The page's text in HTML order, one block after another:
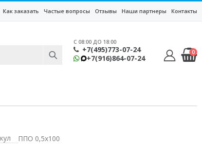
Как заказать Частые вопросы Отзывы Наши партнеры Контакты
C 08:00 ДО 18:00
+7(495)773-07-24
+7(916)864-07-24
0
ППО 0,5х100